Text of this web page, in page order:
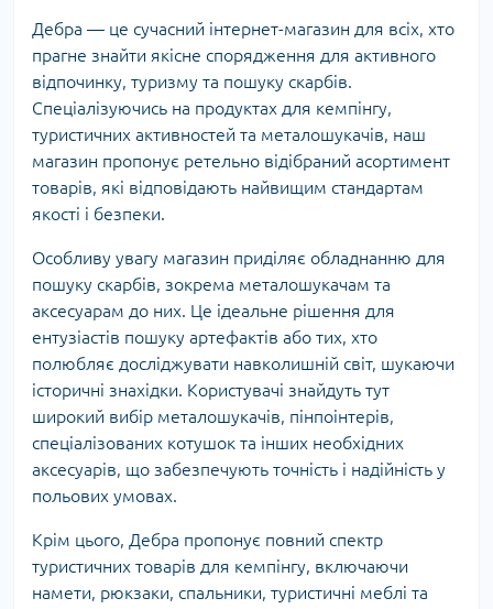
Дебра — це сучасний інтернет-магазин для всіх, хто
прагне знайти якісне спорядження для активного
відпочинку, туризму та пошуку скарбів.
Спеціалізуючись на продуктах для кемпінгу,
туристичних активностей та металошукачів, наш
магазин пропонує ретельно відібраний асортимент
товарів, які відповідають найвищим стандартам
якості і безпеки.
Особливу увагу магазин приділяє обладнанню для
пошуку скарбів, зокрема металошукачам та
аксесуарам до них. Це ідеальне рішення для
ентузіастів пошуку артефактів або тих, хто
полюбляє досліджувати навколишній світ, шукаючи
історичні знахідки. Користувачі знайдуть тут
широкий вибір металошукачів, пінпоінтерів,
спеціалізованих котушок та інших необхідних
аксесуарів, що забезпечують точність і надійність у
польових умовах.
Крім цього, Дебра пропонує повний спектр
туристичних товарів для кемпінгу, включаючи
намети, рюкзаки, спальники, туристичні меблі та